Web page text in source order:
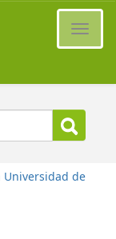
Universidad de